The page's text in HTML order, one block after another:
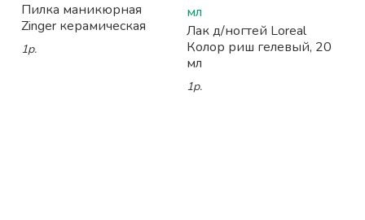
Пилка маникюрная
Zinger керамическая
1р.
Лак д/ногтей Loreal
Колор риш гелевый, 20
мл
1р.